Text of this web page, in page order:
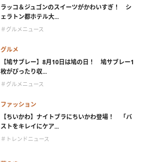
ラッコ＆ジュゴンのスイーツがかわいすぎ！ シ
ェラトン都ホテル大...
＃グルメニュース
グルメ
【鳩サブレー】8月10日は鳩の日！ 鳩サブレー1
枚がぴったり収...
＃グルメニュース
ファッション
【ちいかわ】ナイトブラにちいかわ登場！ 「バ
ストをキレイにケア...
＃トレンドニュース